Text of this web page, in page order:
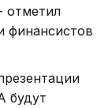
отметил
финансистов
будут